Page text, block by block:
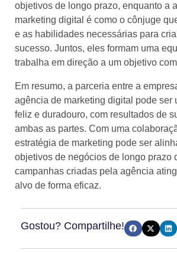
objetivos de longo prazo, enquanto a
marketing digital é como o cônjuge
e as habilidades necessárias para
sucesso. Juntos, eles formam uma
trabalha em direção a um objetivo
Em resumo, a parceria entre a
agência de marketing digital pode ser
feliz e duradouro, com resultados de
ambas as partes. Com uma
estratégia de marketing pode ser
objetivos de negócios de longo prazo
campanhas criadas pela agência
alvo de forma eficaz.
Gostou? Compartilhe!